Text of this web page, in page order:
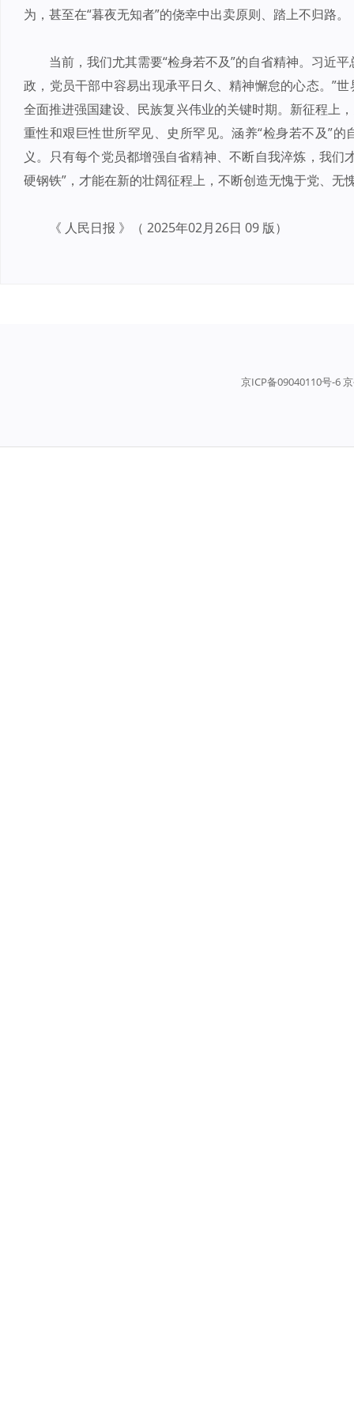
为，甚至在“暮夜无知者”的侥幸中出卖原则、踏上不归路。
当前，我们尤其需要“检身若不及”的自省精神。习近
政，党员干部中容易出现承平日久、精神懈怠的心态。”
全面推进强国建设、民族复兴伟业的关键时期。新征程上
重性和艰巨性世所罕见、史所罕见。涵养“检身若不及”
义。只有每个党员都增强自省精神、不断自我淬炼，我
硬钢铁”，才能在新的壮阔征程上，不断创造无愧于党、无
《 人民日报 》（ 2025年02月26日 09 版）
京ICP备09040110号-6